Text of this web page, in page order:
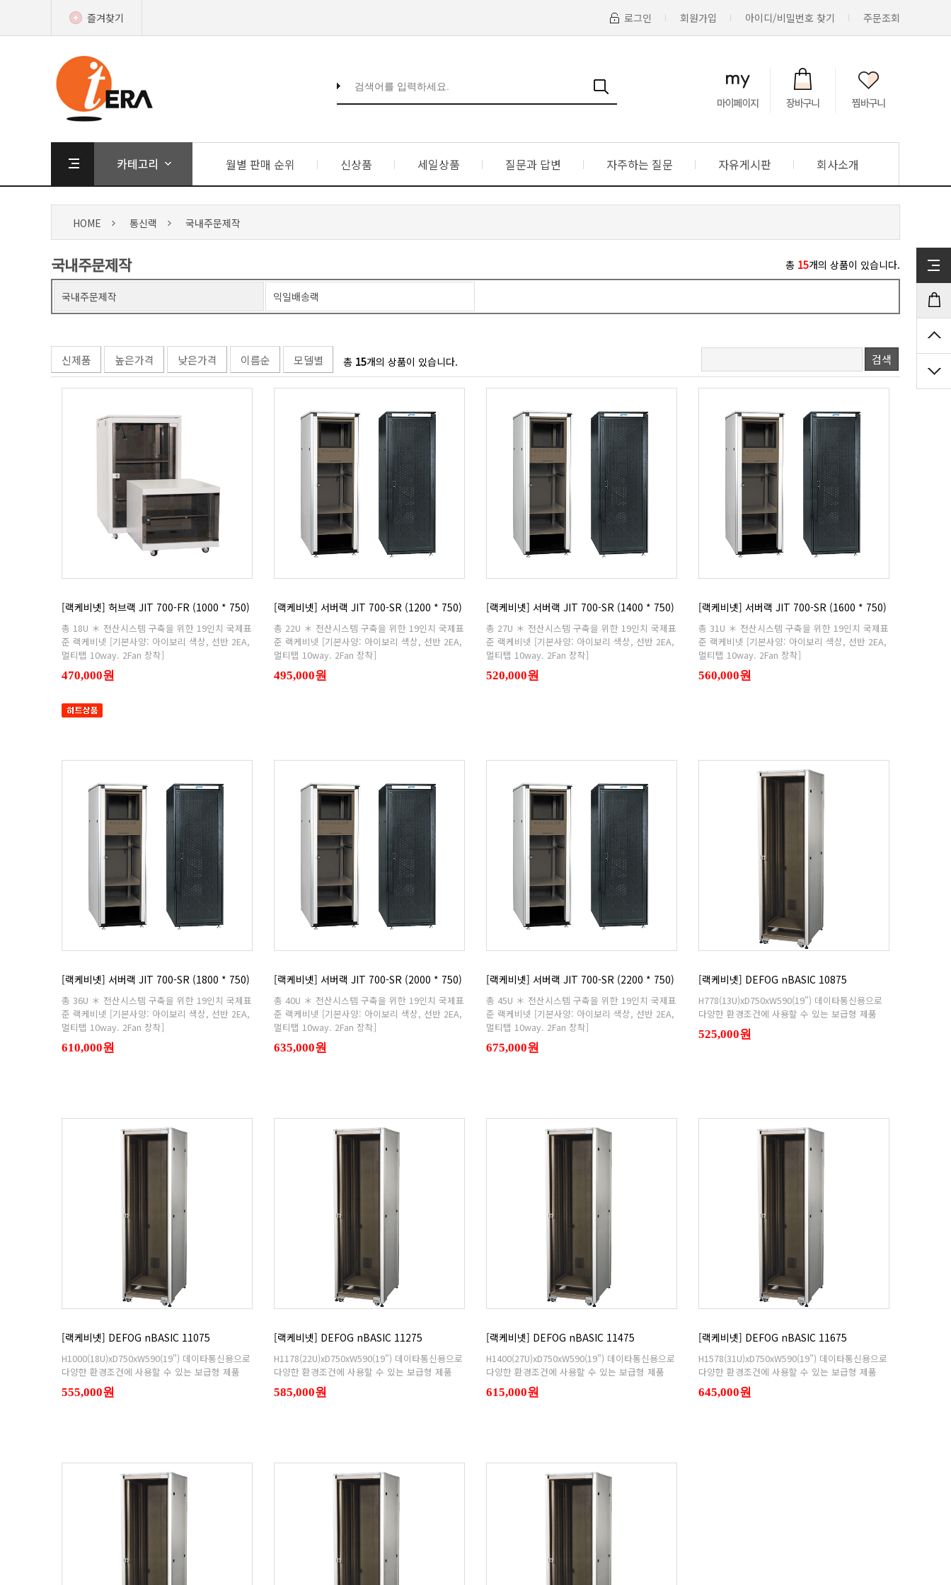
즐겨찾기 로그인 회원가입 아이디/비밀번호 찾기 주문조회
월별 판매 순위 신상품 세일상품 질문과 답변 자주하는 질문 자유게시판 회사소개
HOME 통신랙 국내주문제작
국내주문제작 총 15개의 상품이 있습니다.
국내주문제작 익일배송랙
신제품 높은가격 낮은가격 이름순 모델별 총 15개의 상품이 있습니다. 검색
[랙케비넷] 허브랙 JIT 700-FR (1000 * 750)
멀티탭 10way. 2Fan 장착]
470,000원
[랙케비넷] 서버랙 JIT 700-SR (1200 * 750)
멀티탭 10way. 2Fan 장착]
495,000원
[랙케비넷] 서버랙 JIT 700-SR (1400 * 750)
멀티탭 10way. 2Fan 장착]
520,000원
[랙케비넷] 서버랙 JIT 700-SR (1600 * 750)
멀티탭 10way. 2Fan 장착]
560,000원
[랙케비넷] 서버랙 JIT 700-SR (1800 * 750)
멀티탭 10way. 2Fan 장착]
610,000원
[랙케비넷] 서버랙 JIT 700-SR (2000 * 750)
멀티탭 10way. 2Fan 장착]
635,000원
[랙케비넷] 서버랙 JIT 700-SR (2200 * 750)
멀티탭 10way. 2Fan 장착]
675,000원
[랙케비넷] DEFOG nBASIC 10875
다양한 환경조건에 사용할 수 있는 보급형 제품
525,000원
[랙케비넷] DEFOG nBASIC 11075
다양한 환경조건에 사용할 수 있는 보급형 제품
555,000원
[랙케비넷] DEFOG nBASIC 11275
다양한 환경조건에 사용할 수 있는 보급형 제품
585,000원
[랙케비넷] DEFOG nBASIC 11475
다양한 환경조건에 사용할 수 있는 보급형 제품
615,000원
[랙케비넷] DEFOG nBASIC 11675
다양한 환경조건에 사용할 수 있는 보급형 제품
645,000원